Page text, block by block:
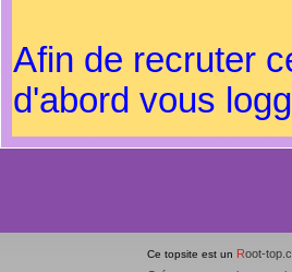
Afin de recruter
d'abord vous
Ce topsite est un Root-